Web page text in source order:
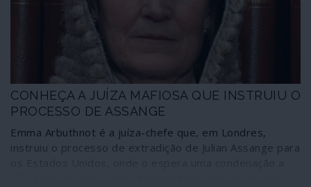
CONHEÇA A JUÍZA MAFIOSA QUE INSTRUIU O
PROCESSO DE ASSANGE
Emma Arbuthnot é a juíza-chefe que, em Londres,
instruiu o processo de extradição de Julian Assange para